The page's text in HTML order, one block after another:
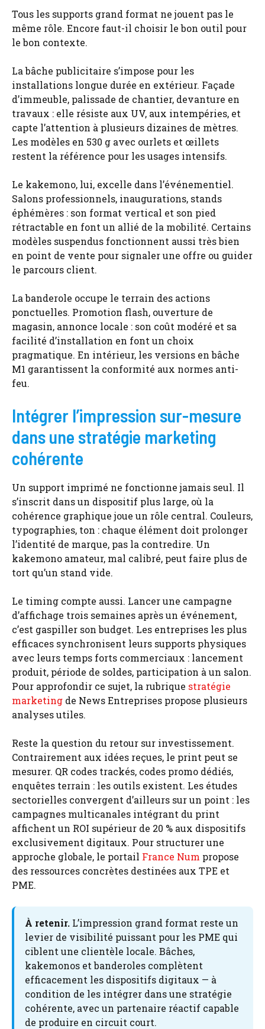
Tous les supports grand format ne jouent pas le
même rôle. Encore faut-il choisir le bon outil pour
le bon contexte.
La bâche publicitaire s’impose pour les
installations longue durée en extérieur. Façade
d’immeuble, palissade de chantier, devanture en
travaux : elle résiste aux UV, aux intempéries, et
capte l’attention à plusieurs dizaines de mètres.
Les modèles en 530 g avec ourlets et œillets
restent la référence pour les usages intensifs.
Le kakemono, lui, excelle dans l’événementiel.
Salons professionnels, inaugurations, stands
éphémères : son format vertical et son pied
rétractable en font un allié de la mobilité. Certains
modèles suspendus fonctionnent aussi très bien
en point de vente pour signaler une offre ou guider
le parcours client.
La banderole occupe le terrain des actions
ponctuelles. Promotion flash, ouverture de
magasin, annonce locale : son coût modéré et sa
facilité d’installation en font un choix
pragmatique. En intérieur, les versions en bâche
M1 garantissent la conformité aux normes anti-
feu.
Intégrer l’impression sur-mesure
dans une stratégie marketing
cohérente
Un support imprimé ne fonctionne jamais seul. Il
s’inscrit dans un dispositif plus large, où la
cohérence graphique joue un rôle central. Couleurs,
typographies, ton : chaque élément doit prolonger
l’identité de marque, pas la contredire. Un
kakemono amateur, mal calibré, peut faire plus de
tort qu’un stand vide.
Le timing compte aussi. Lancer une campagne
d’affichage trois semaines après un événement,
c’est gaspiller son budget. Les entreprises les plus
efficaces synchronisent leurs supports physiques
avec leurs temps forts commerciaux : lancement
produit, période de soldes, participation à un salon.
Pour approfondir ce sujet, la rubrique stratégie
marketing de News Entreprises propose plusieurs
analyses utiles.
Reste la question du retour sur investissement.
Contrairement aux idées reçues, le print peut se
mesurer. QR codes trackés, codes promo dédiés,
enquêtes terrain : les outils existent. Les études
sectorielles convergent d’ailleurs sur un point : les
campagnes multicanales intégrant du print
affichent un ROI supérieur de 20 % aux dispositifs
exclusivement digitaux. Pour structurer une
approche globale, le portail France Num propose
des ressources concrètes destinées aux TPE et
PME.
À retenir. L’impression grand format reste un
levier de visibilité puissant pour les PME qui
ciblent une clientèle locale. Bâches,
kakemonos et banderoles complètent
efficacement les dispositifs digitaux — à
condition de les intégrer dans une stratégie
cohérente, avec un partenaire réactif capable
de produire en circuit court.